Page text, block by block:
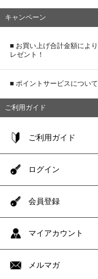
キャンペーン
■ お買い上げ合計金額によ
レゼント！
■ ポイントサービスについて
ご利用ガイド
ご利用ガイド
ログイン
会員登録
マイアカウント
メルマガ